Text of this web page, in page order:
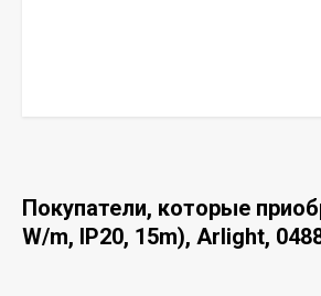
Покупатели, которые
W/m, IP20, 15m), Arlight,